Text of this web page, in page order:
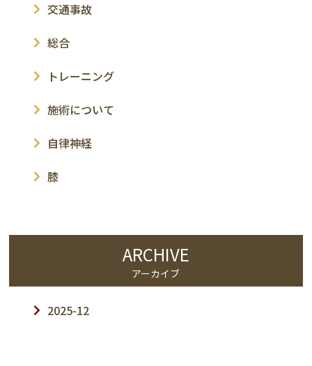
交通事故
総合
トレーニング
施術について
自律神経
膝
ARCHIVE
アーカイブ
2025-12